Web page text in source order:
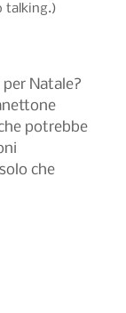
talking.)
Natale?
potrebbe
che